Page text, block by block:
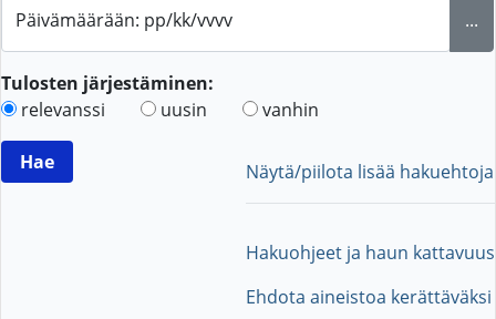
Päivämäärään: pp/kk/vvvv ...
Tulosten järjestäminen:
relevanssi
uusin vanhin
Näytä/piilota lisää hakuehtoja
Hakuohjeet ja haun kattavuus
Ehdota aineistoa kerättäväksi